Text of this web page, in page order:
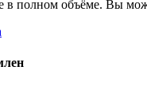
в полном объёме. Вы